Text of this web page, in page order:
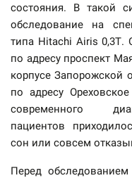
состояния. В такой
обследование на
типа Hitachi Airis 0,3Т.
по адресу проспект
корпусе Запорожской
по адресу
современного
пациентов
сон или совсем
Перед